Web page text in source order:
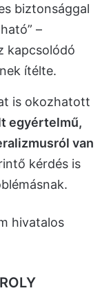
biztonsággal
–
kapcsolódó
ítélte.
is okozhatott
egyértelmű,
van
kérdés is
hivatalos